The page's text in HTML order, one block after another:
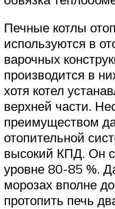
Печные котлы
используются в
варочных
производится в
хотя котел
верхней части.
преимуществом
отопительной
высокий КПД. Он
уровне 80-85 %.
морозах вполне
протопить печь